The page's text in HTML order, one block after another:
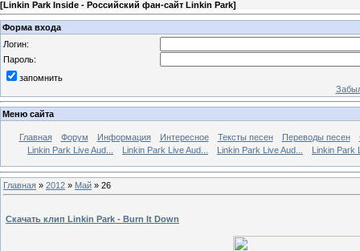
[Linkin Park Inside - Российский фан-сайт Linkin Park]
Форма входа
Логин:
Пароль:
запомнить
Меню сайта
Главная Форум Информация Интересное Тексты песен Переводы песен
Linkin Park Live Aud...
Linkin Park Live Aud... Linkin Park Live Aud... Linkin Park
Главная » 2012 » Май » 26
Скачать клип Linkin Park - Burn It Down